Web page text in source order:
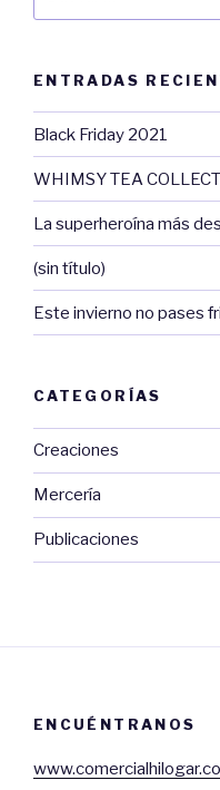
ENTRADAS
Black Friday 2021
WHIMSY TEA
La superheroína más
(sin título)
Este invierno no pases
CATEGORÍAS
Creaciones
Mercería
Publicaciones
ENCUÉNTRANOS